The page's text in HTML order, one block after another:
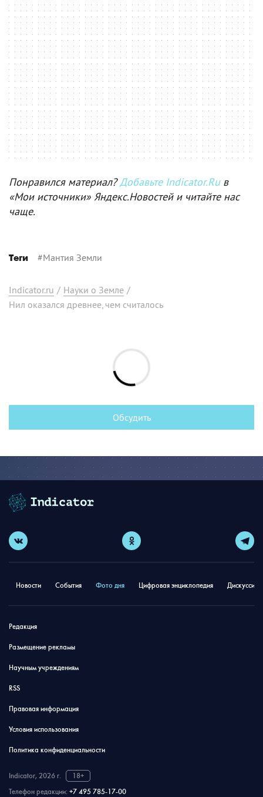
Понравился материал?Добавьте Indicator.Ruв
«Мои источники» Яндекс.Новостей и читайте нас
чаще.
Теги #Мантия Земли
Indicator.ru / Науки о Земле /
Нил оказался древнее, чем считалось
Обсудить
Новости События Фото дня Цифровая энциклопедия
Редакция
Размещение рекламы
Научным учреждениям
RSS
Правовая информация
Условия использования
Политика конфиденциальности
Indicator, 2026 г.
18+
Телефон редакции: +7 495 785-17-00